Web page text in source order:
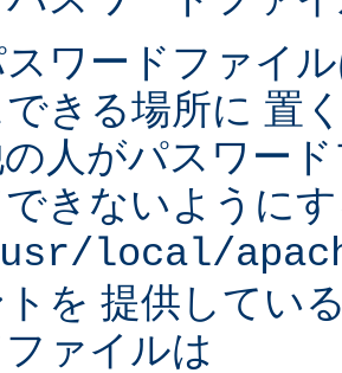
ワードファイ
きる場所に 置
人がパスワー
できないように
local/
を 提供してい
ァイルは